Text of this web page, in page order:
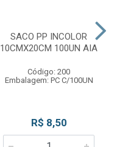
SACO PP INCOLOR
10CMX20CM 100UN AIA
Código: 200
Embalagem: PC C/100UN
R$ 8,50